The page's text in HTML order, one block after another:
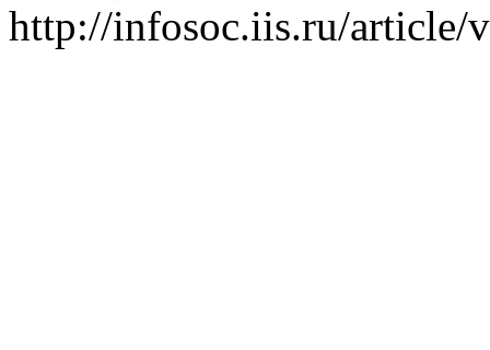
http://infosoc.iis.ru/article/